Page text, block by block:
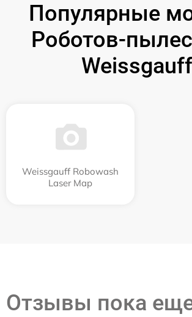
Популярные
Роботов-
Weissgauff
Weissgauff Robowash
Laser Map
Отзывы пока